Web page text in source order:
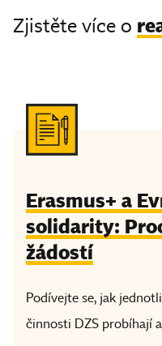
Zjistěte více o
Erasmus+ a
solidarity:
žádostí
Podívejte se, jak
činnosti DZS probíhají